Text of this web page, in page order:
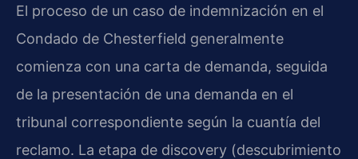
El proceso de un caso de indemnización en el
Condado de Chesterfield generalmente
comienza con una carta de demanda, seguida
de la presentación de una demanda en el
tribunal correspondiente según la cuantía del
reclamo. La etapa de discovery (descubrimiento